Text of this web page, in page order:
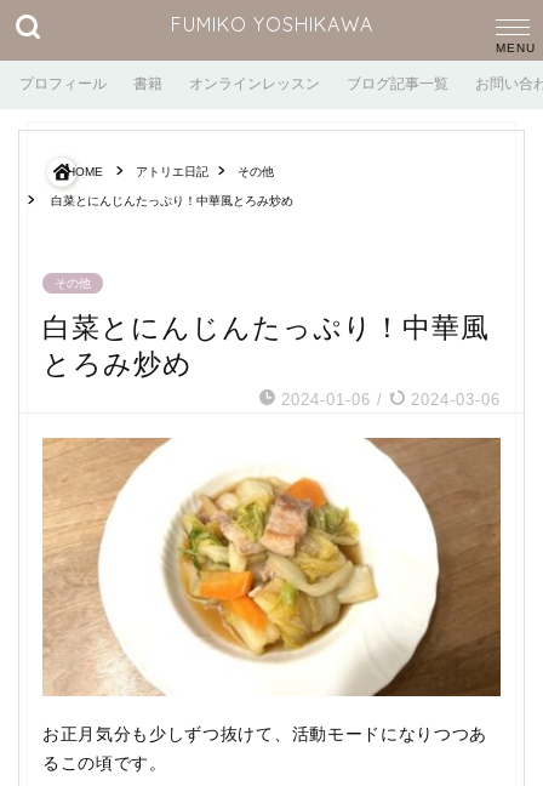
FUMIKO YOSHIKAWA
プロフィール 書籍 オンラインレッスン ブログ記事一覧 お問い合
HOME アトリエ日記 その他
白菜とにんじんたっぷり！中華風とろみ炒め
その他
白菜とにんじんたっぷり！中華風
とろみ炒め
2024-01-06 / 2024-03-06
お正月気分も少しずつ抜けて、活動モードになりつつあ
るこの頃です。